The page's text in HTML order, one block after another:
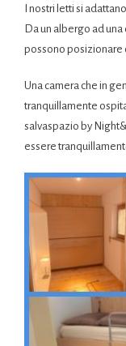
I nostri letti si
Da un albergo ad
possono posizionare
Una camera che in
tranquillamente
salvaspazio by
essere